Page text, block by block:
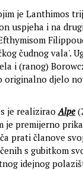
je Lanthimos
uspjeha i na
čudnog vala'.
i (ranog)
originalno djelo
je realiziraoAlpe
je premijerno
prati članove
s gubitkom
idejnog